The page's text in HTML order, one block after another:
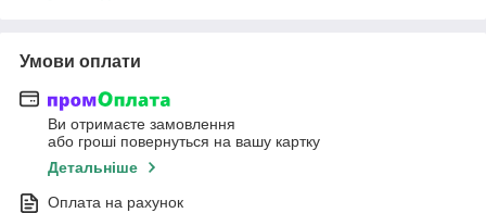
Умови оплати
Ви отримаєте замовлення
або гроші повернуться на вашу картку
Детальніше
Оплата на рахунок